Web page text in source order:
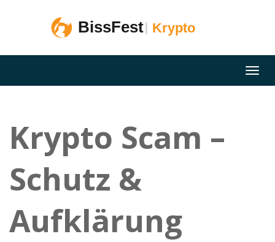
Krypto Scam –
Schutz &
Aufklärung